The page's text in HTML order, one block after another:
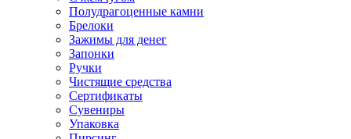
Полудрагоценные камни
Брелоки
Зажимы для денег
Запонки
Ручки
Чистящие средства
Сертификаты
Сувениры
Упаковка